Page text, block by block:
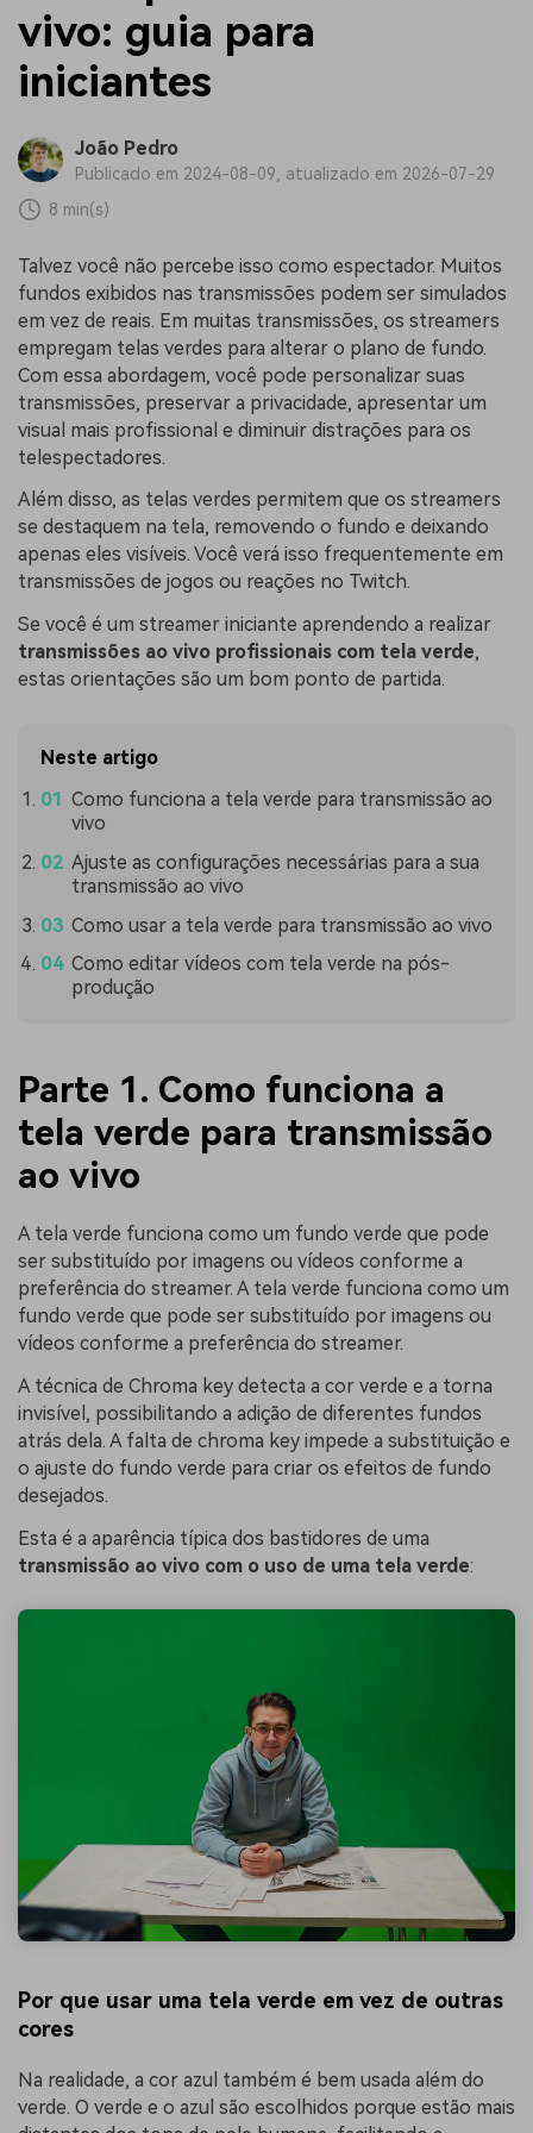
vivo: guia para
iniciantes
João Pedro
Publicado em 2024-08-09, atualizado em 2026-07-29
8 min(s)
Talvez você não percebe isso como espectador. Muitos
fundos exibidos nas transmissões podem ser simulados
em vez de reais. Em muitas transmissões, os streamers
empregam telas verdes para alterar o plano de fundo.
Com essa abordagem, você pode personalizar suas
transmissões, preservar a privacidade, apresentar um
visual mais profissional e diminuir distrações para os
telespectadores.
Além disso, as telas verdes permitem que os streamers
se destaquem na tela, removendo o fundo e deixando
apenas eles visíveis. Você verá isso frequentemente em
transmissões de jogos ou reações no Twitch.
Se você é um streamer iniciante aprendendo a realizar
transmissões ao vivo profissionais com tela verde,
estas orientações são um bom ponto de partida.
Neste artigo
Como funciona a tela verde para transmissão ao
vivo
Ajuste as configurações necessárias para a sua
transmissão ao vivo
Como usar a tela verde para transmissão ao vivo
Como editar vídeos com tela verde na pós-
produção
Parte 1. Como funciona a
tela verde para transmissão
ao vivo
A tela verde funciona como um fundo verde que pode
ser substituído por imagens ou vídeos conforme a
preferência do streamer. A tela verde funciona como um
fundo verde que pode ser substituído por imagens ou
vídeos conforme a preferência do streamer.
A técnica de Chroma key detecta a cor verde e a torna
invisível, possibilitando a adição de diferentes fundos
atrás dela. A falta de chroma key impede a substituição e
o ajuste do fundo verde para criar os efeitos de fundo
desejados.
Esta é a aparência típica dos bastidores de uma
transmissão ao vivo com o uso de uma tela verde:
Por que usar uma tela verde em vez de outras
cores
Na realidade, a cor azul também é bem usada além do
verde. O verde e o azul são escolhidos porque estão mais